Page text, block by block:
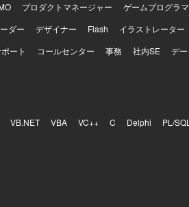
、PostgreSQL、Redis、
TypeScript、React、
おります。インフラは
、ElasticBeanstalkな
プロダクトマネージャー ゲームプログラマ
ダー デザイナー Flash イラストレーター
ート コールセンター 事務 社内SE デ
VB.NET VBA VC++ C Delphi PL/SQL